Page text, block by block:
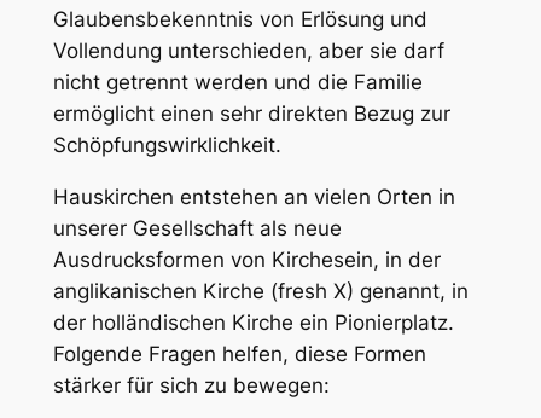
Glaubensbekenntnis von Erlösung und
Vollendung unterschieden, aber sie darf
nicht getrennt werden und die Familie
ermöglicht einen sehr direkten Bezug zur
Schöpfungswirklichkeit.
Hauskirchen entstehen an vielen Orten in
unserer Gesellschaft als neue
Ausdrucksformen von Kirchesein, in der
anglikanischen Kirche (fresh X) genannt, in
der holländischen Kirche ein Pionierplatz.
Folgende Fragen helfen, diese Formen
stärker für sich zu bewegen: